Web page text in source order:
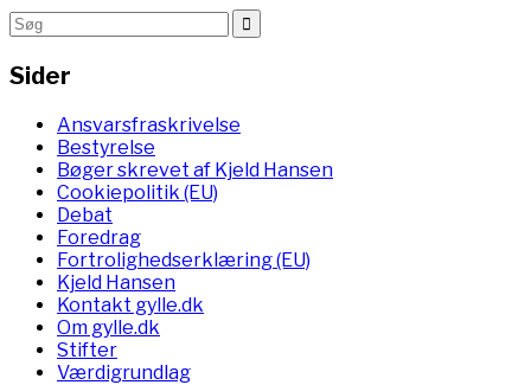
Sider
Ansvarsfraskrivelse
Bestyrelse
Bøger skrevet af Kjeld Hansen
Cookiepolitik (EU)
Debat
Foredrag
Fortrolighedserklæring (EU)
Kjeld Hansen
Kontakt gylle.dk
Om gylle.dk
Stifter
Værdigrundlag